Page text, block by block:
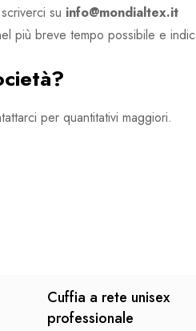
su info@mondialtex.it
più breve tempo possibile e
per quantitativi maggiori.
Cuffia a rete unisex
professionale